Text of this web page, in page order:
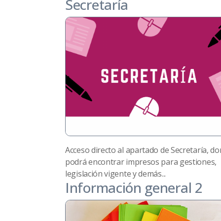
Secretaría
Acceso directo al apartado de Secretaría,
podrá encontrar impresos para gestiones,
legislación vigente y demás...
Información general 2